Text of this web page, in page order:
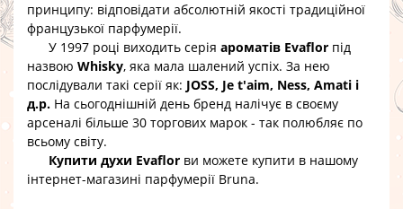
принципу: відповідати абсолютній якості традиційної
французької парфумерії.
У 1997 році виходить серія ароматів Evaflor під
назвою Whisky, яка мала шалений успіх. За нею
послідували такі серії як: JOSS, Je t'aim, Ness, Amati і
д.р. На сьогоднішній день бренд налічує в своєму
арсеналі більше 30 торгових марок - так полюбляє по
всьому світу.
Купити духи Evaflor ви можете купити в нашому
інтернет-магазині парфумерії Bruna.